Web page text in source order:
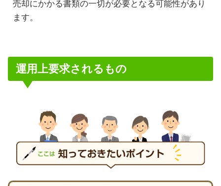
売却にかかる書類の一切が必要となる可能性があり
ます。
運用上要求されるもの